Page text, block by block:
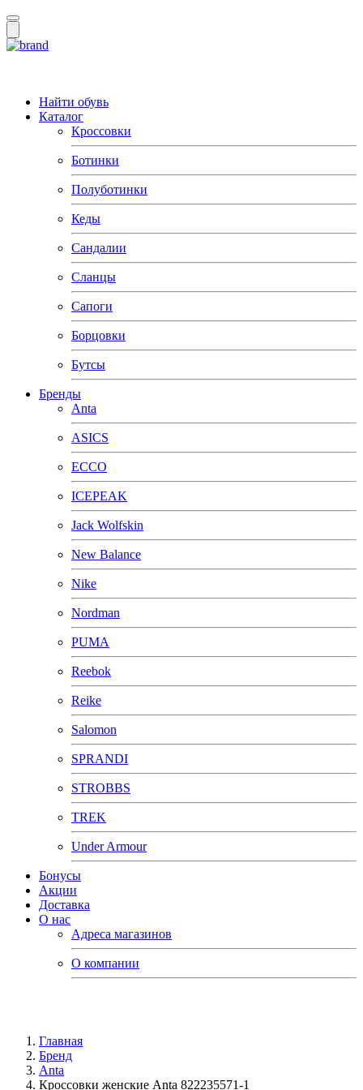
Найти обувь
Каталог
Кроссовки
Ботинки
Полуботинки
Кеды
Сандалии
Сланцы
Сапоги
Борцовки
Бутсы
Бренды
Anta
ASICS
ECCO
ICEPEAK
Jack Wolfskin
New Balance
Nike
Nordman
PUMA
Reebok
Reike
Salomon
SPRANDI
STROBBS
TREK
Under Armour
Бонусы
Акции
Доставка
О нас
Адреса магазинов
О компании
Главная
Бренд
Anta
Кроссовки женские Anta 822235571-1